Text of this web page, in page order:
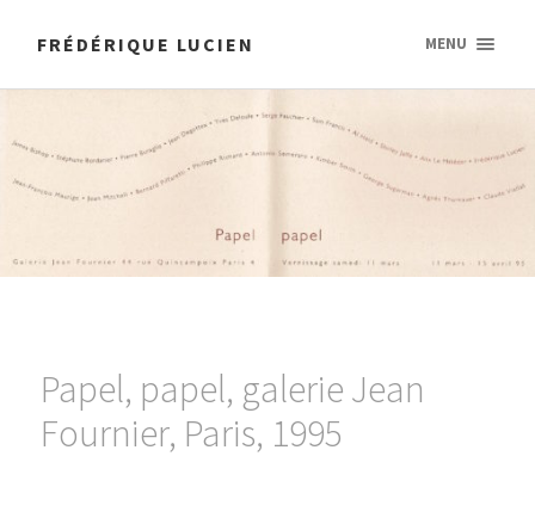
FRÉDÉRIQUE LUCIEN MENU
Papel, papel, galerie Jean
Fournier, Paris, 1995